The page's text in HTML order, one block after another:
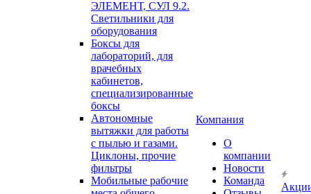
ЭЛЕМЕНТ, СУЛ 9.2.
Светильники для
оборудования
Боксы для
лабораторий, для
врачебных
кабинетов,
специализированные
боксы
Автономные
вытяжки для работы
с пылью и газами.
Циклоны, прочие
фильтры
Мобильные рабочие
Компания
О
компании
Новости
Команда